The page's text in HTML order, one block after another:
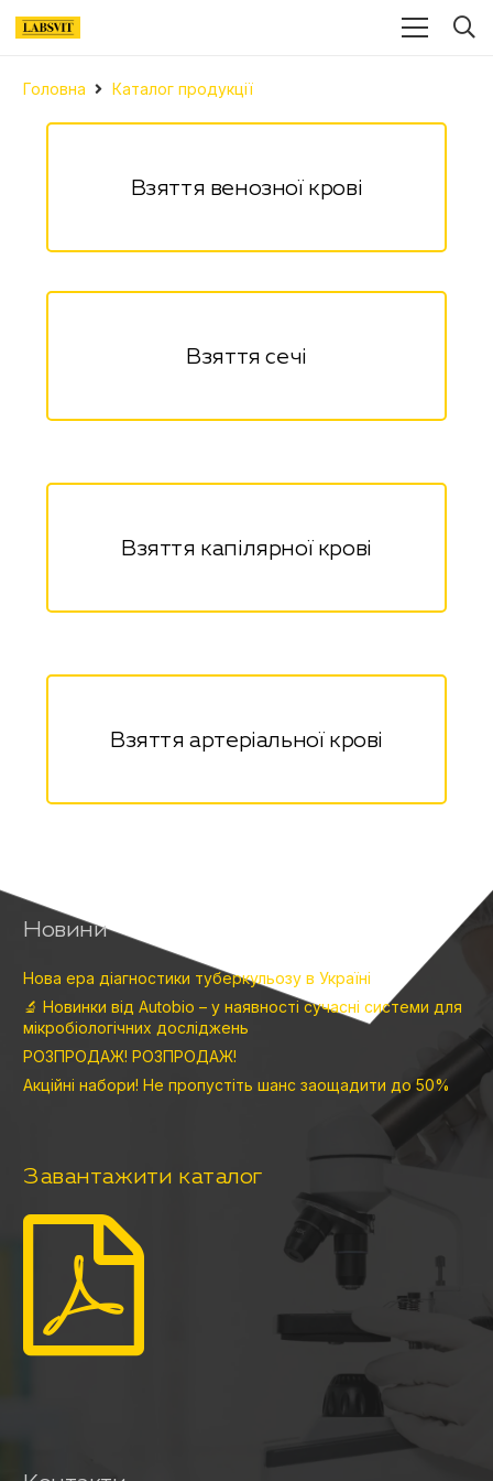
Головна Каталог продукції
Взяття венозної крові
Взяття сечі
Взяття капілярної крові
Взяття артеріальної крові
Новини
Нова ера діагностики туберкульозу в Україні
🔬 Новинки від Autobio – у наявності сучасні системи для
мікробіологічних досліджень
РОЗПРОДАЖ! РОЗПРОДАЖ!
Акційні набори! Не пропустіть шанс заощадити до 50%
Завантажити каталог